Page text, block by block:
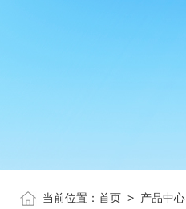
当前位置： 首页 > 产品中心